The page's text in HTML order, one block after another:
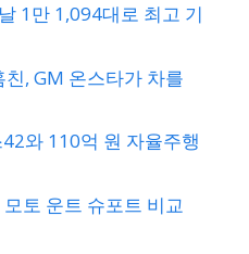
1만 1,094대로 최고 기
, GM 온스타가 차를
와 110억 원 자율주행
토 운트 슈포트 비교